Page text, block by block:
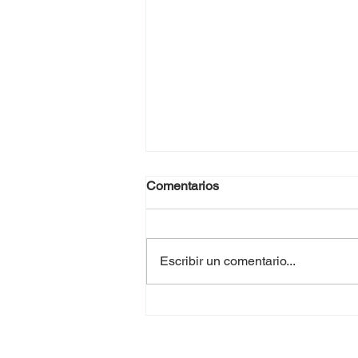
Comentarios
Escribir un comentario...